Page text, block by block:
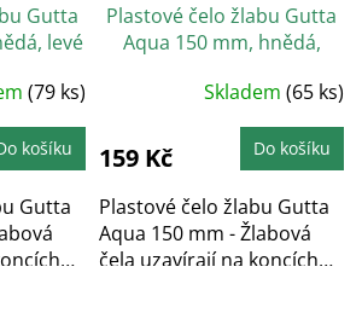
Gutta
levé
(79 ks)
košíku
Gutta
Plastové čelo žlabu Gutta
Aqua 150 mm, hnědá,
Skladem (65 ks)
159 Kč Do košíku
Plastové čelo žlabu Gutta
Aqua 150 mm - Žlabová
čela uzavírají na koncích